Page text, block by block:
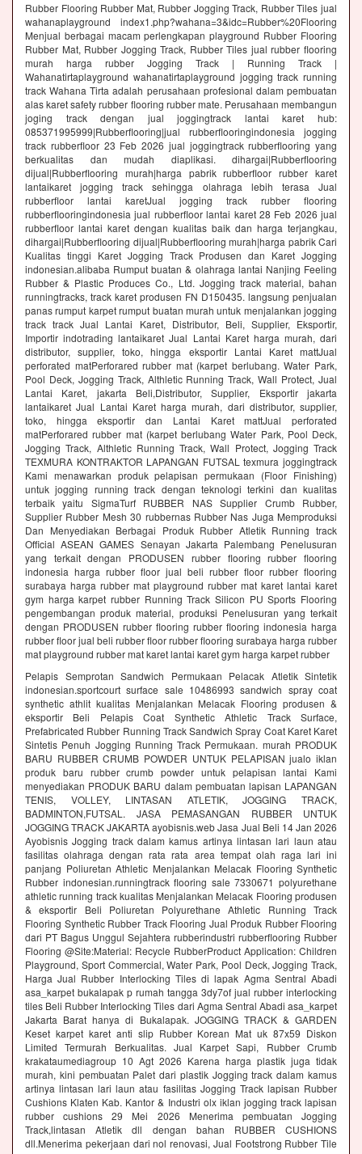
Rubber Flooring Rubber Mat, Rubber Jogging Track, Rubber Tiles jual
wahanaplayground index1.php?wahana=3&idc=Rubber%20Flooring
Menjual berbagai macam perlengkapan playground Rubber Flooring
Rubber Mat, Rubber Jogging Track, Rubber Tiles jual rubber flooring
murah harga rubber Jogging Track | Running Track |
Wahanatirtaplayground wahanatirtaplayground jogging track running
track Wahana Tirta adalah perusahaan profesional dalam pembuatan
alas karet safety rubber flooring rubber mate. Perusahaan membangun
joging track dengan jual joggingtrack lantai karet hub:
085371995999|Rubberflooring|jual rubberflooringindonesia jogging
track rubberfloor 23 Feb 2026 jual joggingtrack rubberflooring yang
berkualitas dan mudah diaplikasi. dihargai|Rubberflooring
dijual|Rubberflooring murah|harga pabrik rubberfloor rubber karet
lantaikaret jogging track sehingga olahraga lebih terasa Jual
rubberfloor lantai karetJual jogging track rubber flooring
rubberflooringindonesia jual rubberfloor lantai karet 28 Feb 2026 jual
rubberfloor lantai karet dengan kualitas baik dan harga terjangkau,
dihargai|Rubberflooring dijual|Rubberflooring murah|harga pabrik Cari
Kualitas tinggi Karet Jogging Track Produsen dan Karet Jogging
indonesian.alibaba Rumput buatan & olahraga lantai Nanjing Feeling
Rubber & Plastic Produces Co., Ltd. Jogging track material, bahan
runningtracks, track karet produsen FN D150435. langsung penjualan
panas rumput karpet rumput buatan murah untuk menjalankan jogging
track track Jual Lantai Karet, Distributor, Beli, Supplier, Eksportir,
Importir indotrading lantaikaret Jual Lantai Karet harga murah, dari
distributor, supplier, toko, hingga eksportir Lantai Karet mattJual
perforated matPerforared rubber mat (karpet berlubang. Water Park,
Pool Deck, Jogging Track, Althletic Running Track, Wall Protect, Jual
Lantai Karet, jakarta Beli,Distributor, Supplier, Eksportir jakarta
lantaikaret Jual Lantai Karet harga murah, dari distributor, supplier,
toko, hingga eksportir dan Lantai Karet mattJual perforated
matPerforared rubber mat (karpet berlubang Water Park, Pool Deck,
Jogging Track, Althletic Running Track, Wall Protect, Jogging Track
TEXMURA KONTRAKTOR LAPANGAN FUTSAL texmura joggingtrack
Kami menawarkan produk pelapisan permukaan (Floor Finishing)
untuk jogging running track dengan teknologi terkini dan kualitas
terbaik yaitu SigmaTurf RUBBER NAS Supplier Crumb Rubber,
Supplier Rubber Mesh 30 rubbernas Rubber Nas Juga Memproduksi
Dan Menyediakan Berbagai Produk Rubber Atletik Running track
Official ASEAN GAMES Senayan Jakarta Palembang Penelusuran
yang terkait dengan PRODUSEN rubber flooring rubber flooring
indonesia harga rubber floor jual beli rubber floor rubber flooring
surabaya harga rubber mat playground rubber mat karet lantai karet
gym harga karpet rubber Running Track Silicon PU Sports Flooring
pengembangan produk material, produksi Penelusuran yang terkait
dengan PRODUSEN rubber flooring rubber flooring indonesia harga
rubber floor jual beli rubber floor rubber flooring surabaya harga rubber
mat playground rubber mat karet lantai karet gym harga karpet rubber
Pelapis Semprotan Sandwich Permukaan Pelacak Atletik Sintetik
indonesian.sportcourt surface sale 10486993 sandwich spray coat
synthetic athlit kualitas Menjalankan Melacak Flooring produsen &
eksportir Beli Pelapis Coat Synthetic Athletic Track Surface,
Prefabricated Rubber Running Track Sandwich Spray Coat Karet Karet
Sintetis Penuh Jogging Running Track Permukaan. murah PRODUK
BARU RUBBER CRUMB POWDER UNTUK PELAPISAN jualo iklan
produk baru rubber crumb powder untuk pelapisan lantai Kami
menyediakan PRODUK BARU dalam pembuatan lapisan LAPANGAN
TENIS, VOLLEY, LINTASAN ATLETIK, JOGGING TRACK,
BADMINTON,FUTSAL. JASA PEMASANGAN RUBBER UNTUK
JOGGING TRACK JAKARTA ayobisnis.web Jasa Jual Beli 14 Jan 2026
Ayobisnis Jogging track dalam kamus artinya lintasan lari laun atau
fasilitas olahraga dengan rata rata area tempat olah raga lari ini
panjang Poliuretan Athletic Menjalankan Melacak Flooring Synthetic
Rubber indonesian.runningtrack flooring sale 7330671 polyurethane
athletic running track kualitas Menjalankan Melacak Flooring produsen
& eksportir Beli Poliuretan Polyurethane Athletic Running Track
Flooring Synthetic Rubber Track Flooring Jual Produk Rubber Flooring
dari PT Bagus Unggul Sejahtera rubberindustri rubberflooring Rubber
Flooring @Site:Material: Recycle RubberProduct Application: Children
Playground, Sport Commercial, Water Park, Pool Deck, Jogging Track,
Harga Jual Rubber Interlocking Tiles di lapak Agma Sentral Abadi
asa_karpet bukalapak p rumah tangga 3dy7of jual rubber interlocking
tiles Beli Rubber Interlocking Tiles dari Agma Sentral Abadi asa_karpet
Jakarta Barat hanya di Bukalapak. JOGGING TRACK & GARDEN
Keset karpet karet anti slip Rubber Korean Mat uk 87x59 Diskon
Limited Termurah Berkualitas. Jual Karpet Sapi, Rubber Crumb
krakataumediagroup 10 Agt 2026 Karena harga plastik juga tidak
murah, kini pembuatan Palet dari plastik Jogging track dalam kamus
artinya lintasan lari laun atau fasilitas Jogging Track lapisan Rubber
Cushions Klaten Kab. Kantor & Industri olx iklan jogging track lapisan
rubber cushions 29 Mei 2026 Menerima pembuatan Jogging
Track,lintasan Atletik dll dengan bahan RUBBER CUSHIONS
dll.Menerima pekerjaan dari nol renovasi, Jual Footstrong Rubber Tile